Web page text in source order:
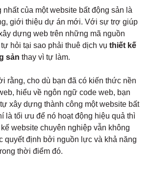
nhất của một website bất động sản là
giới thiệu dự án mới. Với sự trợ giúp
dựng web trên những mã nguồn
hỏi tại sao phải thuê dịch vụ thiết kế
sản thay vì tự làm.
rằng, cho dù bạn đã có kiến thức nền
hiểu về ngôn ngữ code web, bạn
xây dựng thành công một website bất
là tối ưu để nó hoạt động hiệu quả thì
website chuyên nghiệp vẫn không
quyết định bởi nguồn lực và khả năng
thời điểm đó.